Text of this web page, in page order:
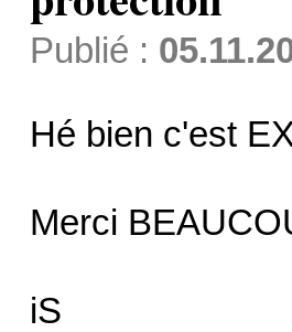
Publié :
Hé bien c'est
Merci
iS